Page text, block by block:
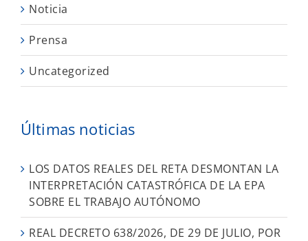
Noticia
Prensa
Uncategorized
Últimas noticias
LOS DATOS REALES DEL RETA DESMONTAN LA
INTERPRETACIÓN CATASTRÓFICA DE LA EPA
SOBRE EL TRABAJO AUTÓNOMO
REAL DECRETO 638/2026, DE 29 DE JULIO, POR